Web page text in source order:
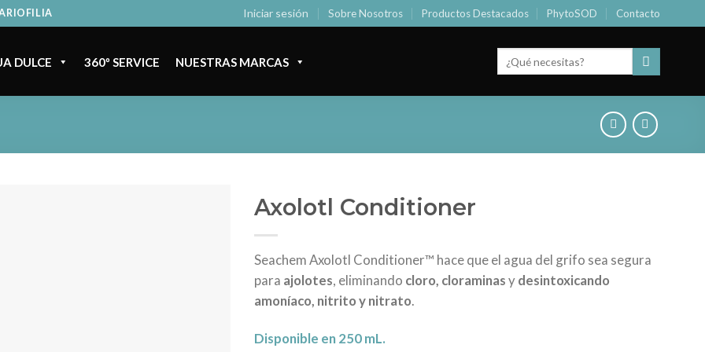
Iniciar sesión Sobre Nosotros Productos Destacados PhytoSOD Contacto
DULCE 360º SERVICE NUESTRAS MARCAS
por:
Axolotl Conditioner
Seachem Axolotl Conditioner™ hace que el agua del grifo sea segura
para ajolotes, eliminando cloro, cloraminasydesintoxicando
amoníaco, nitrito y nitrato.
Disponible en 250 mL.